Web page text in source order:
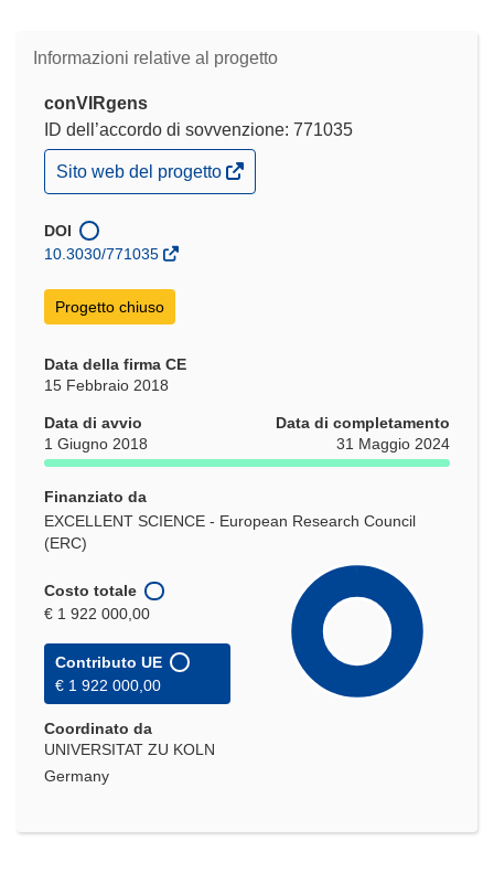
Informazioni relative al progetto
conVIRgens
ID dell’accordo di sovvenzione: 771035
(si
apre
una
nuova
Sito web del progetto
DOI
10.3030/771035
Progetto chiuso
Data della firma CE
15 Febbraio 2018
Data di avvio
1 Giugno 2018
Data di completamento
31 Maggio 2024
Finanziato da
EXCELLENT SCIENCE - European Research Council
(ERC)
Costo totale
€ 1 922 000,00
Contributo UE
€ 1 922 000,00
Coordinato da
UNIVERSITAT ZU KOLN
Germany